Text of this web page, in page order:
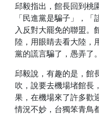
邱毅指出，館長回到桃
「民進黨是騙子」，
入反對大罷免的聯盟。
陸，用眼睛去看大陸，
黨的謊言騙了，愚弄了。
邱毅說，有趣的是，館
吹，說要去機場堵館長
果，在機場來了許多歡
情況不妙，台獨笨青鳥